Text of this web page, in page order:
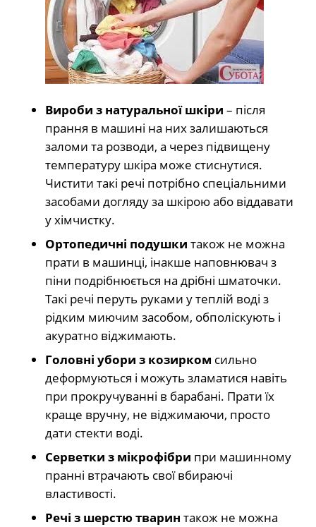
Вироби з натуральної шкіри – після
прання в машині на них залишаються
заломи та розводи, а через підвищену
температуру шкіра може стиснутися.
Чистити такі речі потрібно спеціальними
засобами догляду за шкірою або віддавати
у хімчистку.
Ортопедичні подушки також не можна
прати в машинці, інакше наповнювач з
піни подрібнюється на дрібні шматочки.
Такі речі перуть руками у теплій воді з
рідким миючим засобом, обполіскують і
акуратно віджимають.
Головні убори з козирком сильно
деформуються і можуть зламатися навіть
при прокручуванні в барабані. Прати їх
краще вручну, не віджимаючи, просто
дати стекти воді.
Серветки з мікрофібри при машинному
пранні втрачають свої вбираючі
властивості.
Речі з шерстю тварин також не можна